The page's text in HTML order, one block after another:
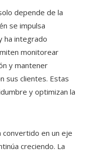
depende de la
se impulsa
ha integrado
monitorear
y mantener
sus clientes. Estas
y optimizan la
convertido en un eje
creciendo. La